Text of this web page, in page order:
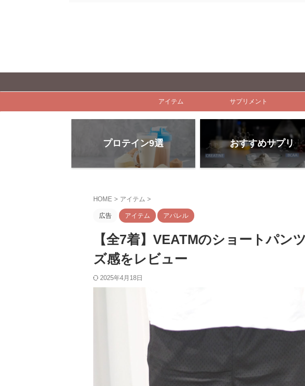
アイテム サプリメント
プロテイン9選 おすすめサプリ
HOME > アイテム >
広告 アイテム アパレル
【全7着】VEATMのショートパン
ズ感をレビュー
2025年4月18日